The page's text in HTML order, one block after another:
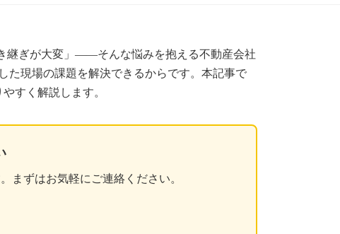
継ぎが大変」——そんな悩みを抱える不動産会社
た現場の課題を解決できるからです。本記事で
すく解説します。
まずはお気軽にご連絡ください。